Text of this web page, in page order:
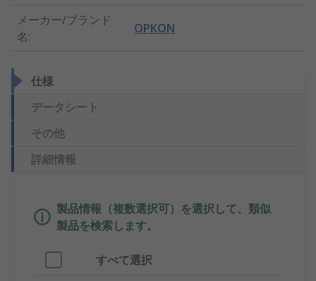
メーカー/ブランド
名:
OPKON
仕様
データシート
その他
詳細情報
製品情報（複数選択可）を選択して、類似
製品を検索します。
すべて選択